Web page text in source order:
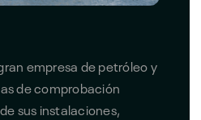
empresa de petróleo y
de comprobación
sus instalaciones,